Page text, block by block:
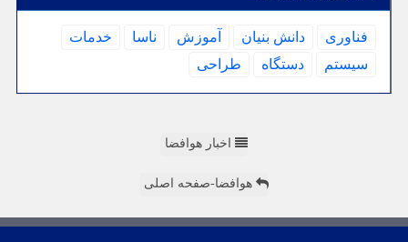
فناوری دانش بنیان آموزش ناسا
خدمات
سیستم
دستگاه طراحی
اخبار هوافضا
هوافضا-صفحه اصلی